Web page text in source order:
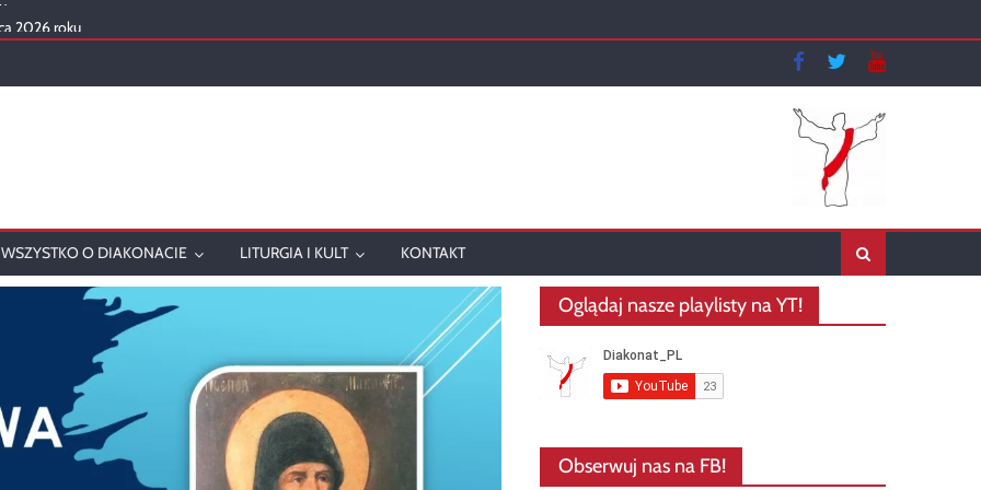
2026 roku
w 2025 roku
WSZYSTKO O DIAKONACIE LITURGIA I KULT KONTAKT
Oglądaj nasze playlisty na YT!
Obserwuj nas na FB!